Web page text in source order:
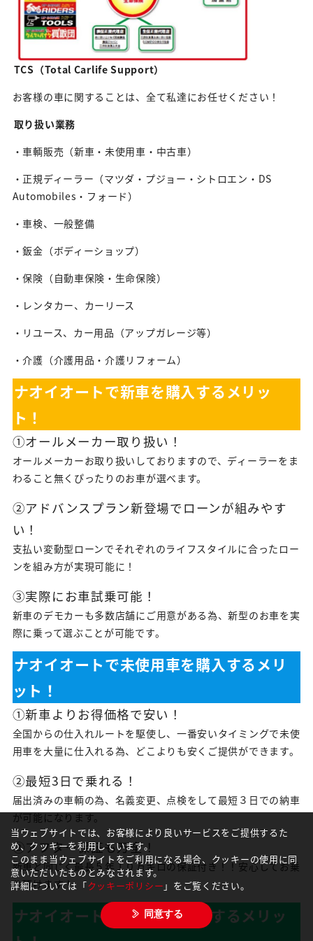
TCS（Total Carlife Support）
お客様の車に関することは、全て私達にお任せください！
取り扱い業務
・車輌販売（新車・未使用車・中古車）
・正規ディーラー（マツダ・プジョー・シトロエン・DS
Automobiles・フォード）
・車検、一般整備
・鈑金（ボディーショップ）
・保険（自動車保険・生命保険）
・レンタカー、カーリース
・リユース、カー用品（アップガレージ等）
・介護（介護用品・介護リフォーム）
ナオイオートで新車を購入するメリッ
ト！
①オールメーカー取り扱い！
オールメーカーお取り扱いしておりますので、ディーラーをま
わること無くぴったりのお車が選べます。
②アドバンスプラン新登場でローンが組みやす
い！
支払い変動型ローンでそれぞれのライフスタイルに合ったロー
ンを組み方が実現可能に！
③実際にお車試乗可能！
新車のデモカーも多数店舗にご用意がある為、新型のお車を実
際に乗って選ぶことが可能です。
ナオイオートで未使用車を購入するメリ
ット！
①新車よりお得価格で安い！
全国からの仕入れルートを駆使し、一番安いタイミングで未使
用車を大量に仕入れる為、どこよりも安くご提供ができます。
②最短3日で乗れる！
届出済みの車輌の為、名義変更、点検をして最短３日での納車
が可能になります。
③アフター保証も万全！
新車と同じく最長５年１０万キロの保証付き！！安心してお乗
り頂けます！
ナオイオートで中古車を購入するメリッ
当ウェブサイトでは、お客様により良いサービスをご提供するた
め、クッキーを利用しています。
このまま当ウェブサイトをご利用になる場合、クッキーの使用に同
意いただいたものとみなされます。
詳細については「クッキーポリシー 」をご覧ください。
同意する